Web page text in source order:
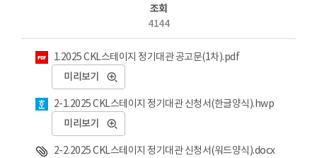
조회
4144
1.2025 CKL스테이지 정기대관 공고문(1차).pdf
미리보기
2-1.2025 CKL스테이지 정기대관 신청서(한글양식).hwp
미리보기
2-2.2025 CKL스테이지 정기대관 신청서(워드양식).docx